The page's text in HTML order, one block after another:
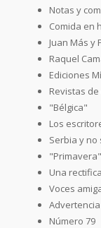
Notas y
Comida en
Juan Más y
Raquel
Ediciones
Revistas
"Bélgica"
Los
Serbia y no
"Primavera"
Una
Voces
Advertencia
Número 79